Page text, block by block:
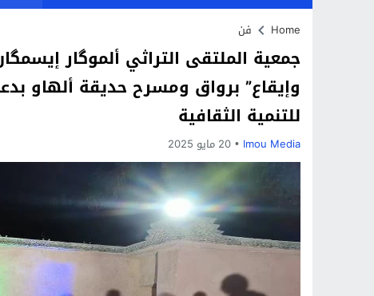
Home فن
جمعية الملتقى التراثي ألموگار
وإيقاع” برواق ومسرح حديقة ألهاو
للتنمية الثقافية
Imou Media 20 مايو 2025